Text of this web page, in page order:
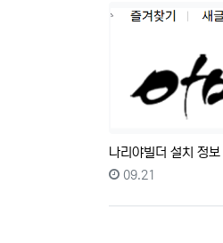
나리야빌더 설치 정보
등록일
09.21